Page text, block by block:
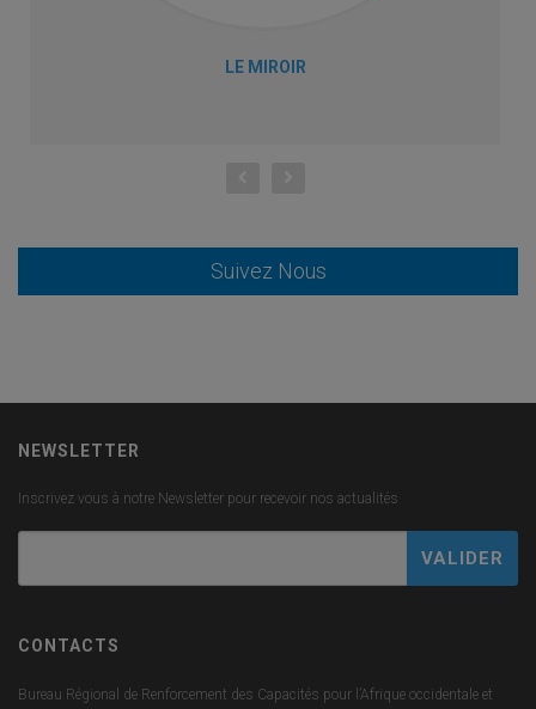
LE MIROIR
Suivez Nous
NEWSLETTER
Inscrivez vous à notre Newsletter pour recevoir nos actualités
CONTACTS
Bureau Régional de Renforcement des Capacités pour l’Afrique occidentale et